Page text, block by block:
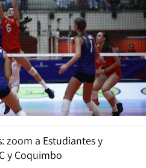
zoom a Estudiantes y
y Coquimbo